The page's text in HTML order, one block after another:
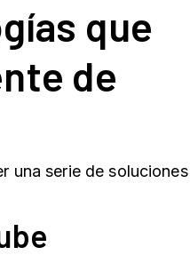
que
de
una serie de soluciones